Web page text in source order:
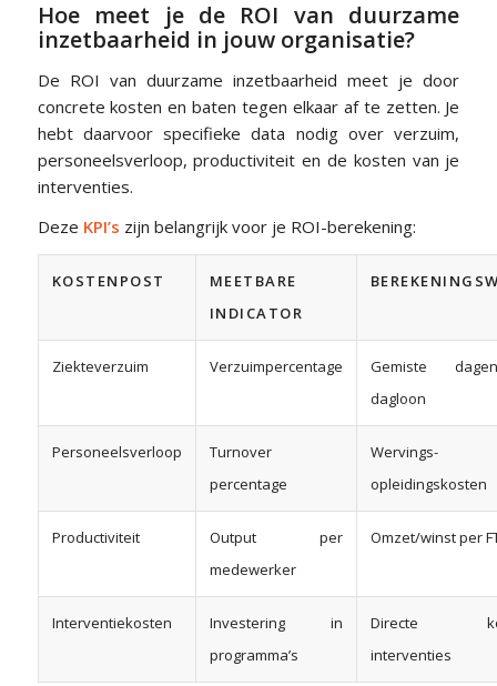
Hoe meet je de ROI van duurzame
inzetbaarheid in jouw organisatie?
De ROI van duurzame inzetbaarheid meet je door
concrete kosten en baten tegen elkaar af te zetten. Je
hebt daarvoor specifieke data nodig over verzuim,
personeelsverloop, productiviteit en de kosten van je
interventies.
Deze KPI’s zijn belangrijk voor je ROI-berekening:
KOSTENPOST
MEETBARE
INDICATOR
Ziekteverzuim Verzuimpercentage
Gemiste
dagloon
Personeelsverloop
Turnover
percentage
opleidingskosten
Productiviteit
Output per
medewerker
Omzet/winst per
Interventiekosten
Investering in
programma’s
Directe
interventies